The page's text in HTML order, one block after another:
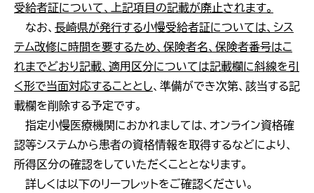
受給者証について、上記項目の記載が廃止されます。
なお、 長崎県が発行する小慢受給者証については、シス
テム改修に時間を要するため、保険者名、保険者番号はこ
れまでどおり記載、適用区分については記載欄に斜線を引
く形で当面対応することとし、準備ができ次第、該当する記
載欄を削除する予定です。
指定小慢医療機関におかれましては、オンライン資格確
認等システムから患者の資格情報を取得するなどにより、
所得区分の確認をしていただくこととなります。
詳しくは以下のリーフレットをご確認ください。